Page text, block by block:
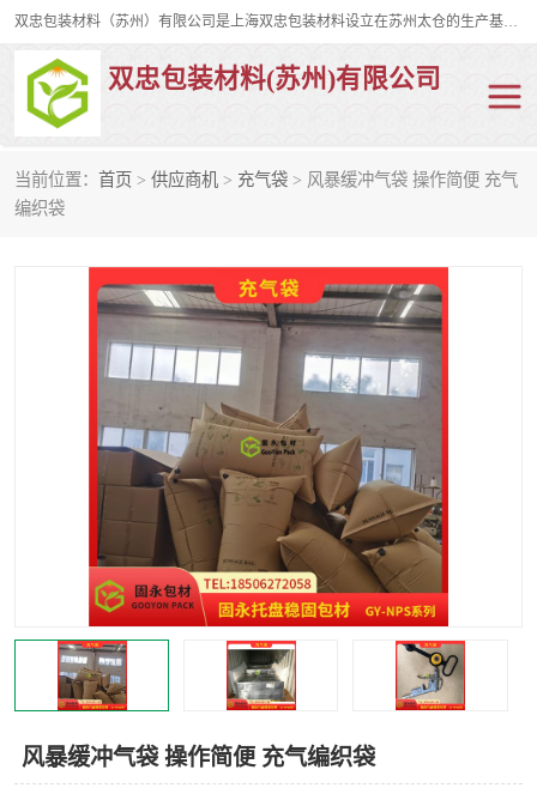
双忠包装材料（苏州）有限公司是上海双忠包装材料设立在苏州太仓的生产基地，占地约2万平米，产品主要有打孔缠绕膜，拉伸蜂窝纸，集装箱充气袋，滑托板，打包带，裹包网兜，防滑纸等箱体和托盘的运输和保护性包材。固永包材®，GooYon Pack®，是我们保护性包装材料的专属品牌。
双忠包装材料(苏州)有限公司
当前位置： 首页 > 供应商机 > 充气袋 > 风暴缓冲气袋 操作简便 充气
编织袋
风暴缓冲气袋 操作简便 充气编织袋
打孔缠绕膜
裹包网兜 纤维打包带
充气袋
缠绕膜
托盘裹包网兜
托盘捆绑带